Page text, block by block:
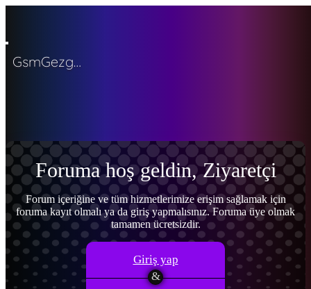
GsmGezgini
Neler yeni
Yeni mesajlarYeni profil mesajları Son aktiviteler
Kullanıcılar
Şu anki ziyaretçiler Yeni profil mesajları Profil mesajlarında
ara
Giriş yap
Kayıt ol
Neler yeni
Ara
Ara
Menü
Foruma hoş geldin, Ziyaretçi
Forum içeriğine ve tüm hizmetlerimize erişim sağlamak için
foruma kayıt olmalı ya da giriş yapmalısınız. Foruma üye olmak
tamamen ücretsizdir.
Giriş yap